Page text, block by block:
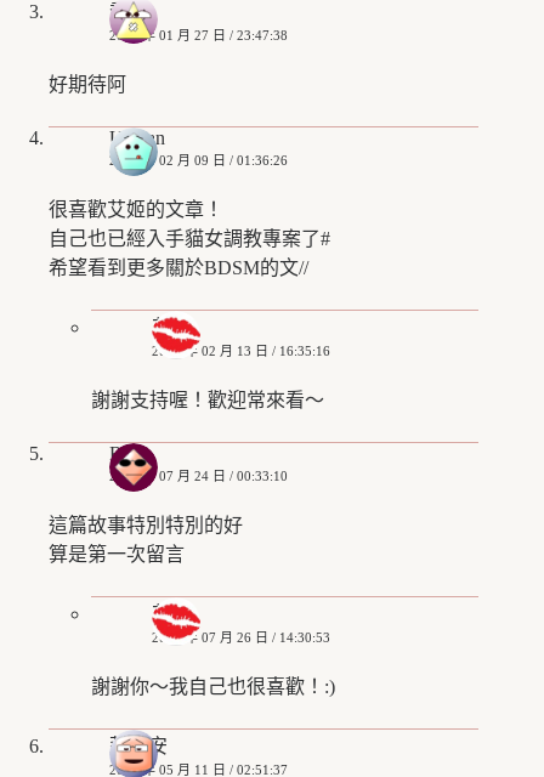
喬
2019 年 01 月 27 日 / 23:47:38
好期待阿
U chan
2019 年 02 月 09 日 / 01:36:26
很喜歡艾姬的文章！
自己也已經入手貓女調教專案了#
希望看到更多關於BDSM的文//
艾姬
2019 年 02 月 13 日 / 16:35:16
謝謝支持喔！歡迎常來看～
R
2019 年 07 月 24 日 / 00:33:10
這篇故事特別特別的好
算是第一次留言
艾姬
2019 年 07 月 26 日 / 14:30:53
謝謝你～我自己也很喜歡！:)
莉莉安
2021 年 05 月 11 日 / 02:51:37